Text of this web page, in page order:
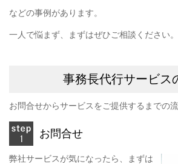
などの事例があります。
一人で悩まず、まずはぜひご相談ください。
事務長代行サービス
お問合せからサービスをご提供するまでの
お問合せ
弊社サービスが気になったら、まずは